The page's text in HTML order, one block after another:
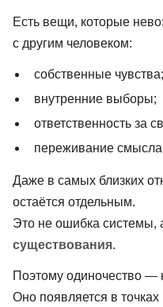
Есть вещи, которые
с другим человеком:
собственные чувства;
внутренние выборы;
ответственность за
переживание смысла
Даже в самых близких
остаётся отдельным.
Это не ошибка системы,
существования.
Поэтому одиночество —
Оно появляется в